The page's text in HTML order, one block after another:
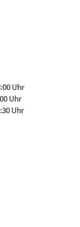
Uhr
Uhr
Uhr